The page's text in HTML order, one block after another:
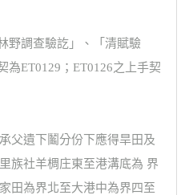
野調查驗訖」、「清賦驗
為ET0129；ET0126之上手契
父遺下鬮分份下應得旱田及
族社羊椆庄東至港溝底為 界
田為界北至大港中為界四至